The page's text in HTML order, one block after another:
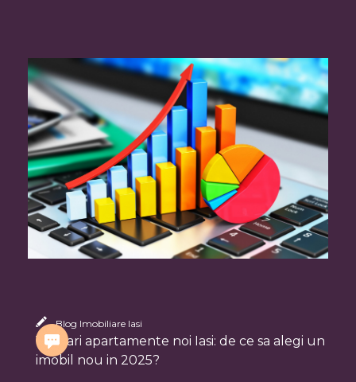
Blog Imobiliare Iasi
Vanzari apartamente noi Iasi: de ce sa alegi un
imobil nou in 2025?